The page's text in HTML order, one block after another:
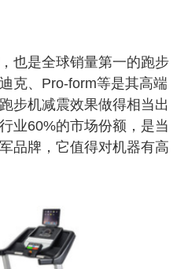
也是全球销量第一的跑步
克、Pro-form等是其高端
步机减震效果做得相当出
业60%的市场份额，是当
品牌，它值得对机器有高